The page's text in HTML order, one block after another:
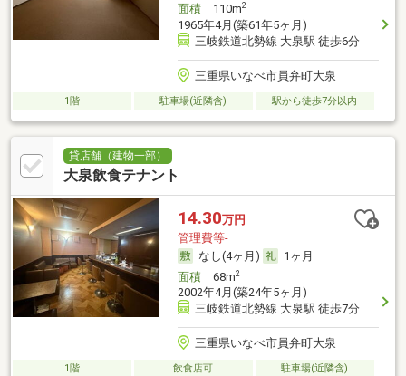
面積110m2
1965年4月(築61年5ヶ月)
三岐鉄道北勢線 大泉駅 徒歩6分
三重県いなべ市員弁町大泉
1階 駐車場(近隣含) 駅から徒歩7分以内
貸店舗（建物一部）
大泉飲食テナント
14.30万円
管理費等-
なし(4ヶ月)
1ヶ月
面積68m2
2002年4月(築24年5ヶ月)
三岐鉄道北勢線 大泉駅 徒歩7分
三重県いなべ市員弁町大泉
1階 飲食店可
駐車場(近隣含)